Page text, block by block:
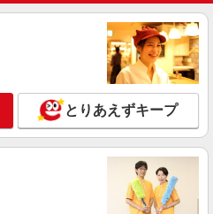
トピア北赤羽店 東京都北区赤羽北
詳細を見る
赤羽店 東京都北区浮間3-2-9
とりあえずキープ